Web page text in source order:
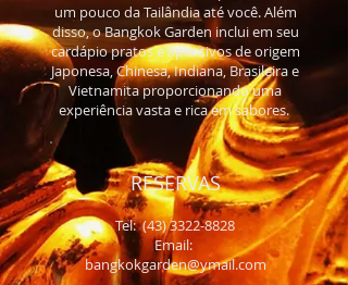
um pouco da Tailândia até você. Além
disso, o Bangkok Garden inclui em seu
cardápio pratos e aperitivos de origem
Japonesa, Chinesa, Indiana, Brasileira e
Vietnamita proporcionando uma
experiência vasta e rica em sabores.
RESERVAS
Tel:(43) 3322-8828
Email:
bangkokgarden@ymail.com